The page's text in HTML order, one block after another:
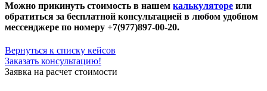
Можно прикинуть стоимость в нашем калькуляторе или
обратиться за бесплатной консультацией в любом удобном
мессенджере по номеру +7(977)897-00-20.
Вернуться к списку кейсов
Заказать консультацию!
Заявка на расчет стоимости